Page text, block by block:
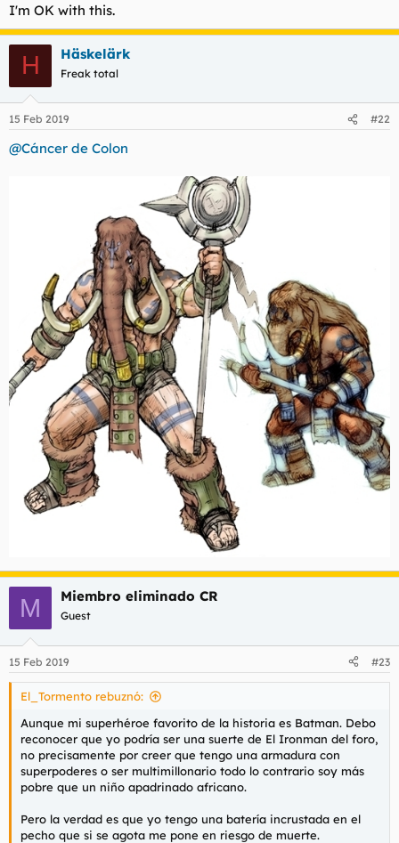
I'm OK with this.
H Häskelärk
Freak total
15 Feb 2019 #22
@Cáncer de Colon
M Miembro eliminado CR
Guest
15 Feb 2019 #23
El_Tormento rebuznó:
Aunque mi superhéroe favorito de la historia es Batman. Debo
reconocer que yo podría ser una suerte de El Ironman del foro,
no precisamente por creer que tengo una armadura con
superpoderes o ser multimillonario todo lo contrario soy más
pobre que un niño apadrinado africano.
Pero la verdad es que yo tengo una batería incrustada en el
pecho que si se agota me pone en riesgo de muerte.